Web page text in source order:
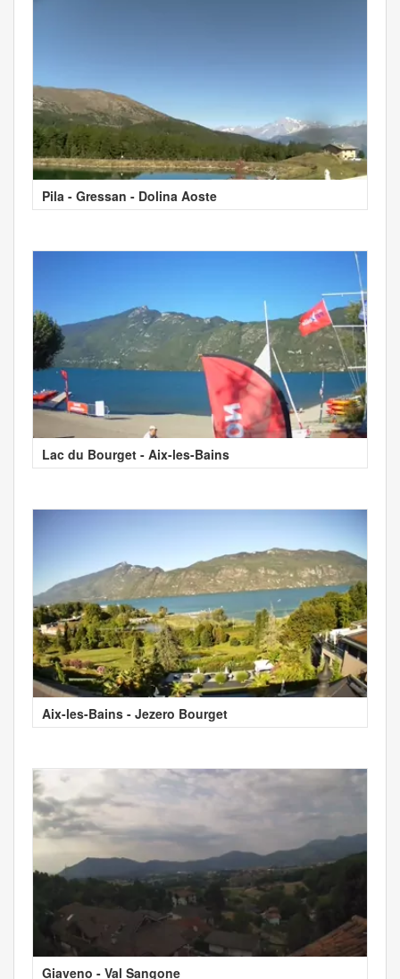
Pila - Gressan - Dolina Aoste
Lac du Bourget - Aix-les-Bains
Aix-les-Bains - Jezero Bourget
Giaveno - Val Sangone